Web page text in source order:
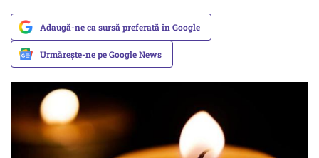
Adaugă-ne ca sursă preferată în Google
Urmărește-ne pe Google News